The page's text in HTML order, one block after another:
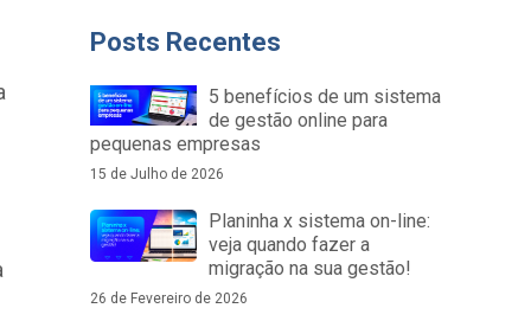
Posts Recentes
5 benefícios de um sistema
de gestão online para
pequenas empresas
15 de Julho de 2026
Planinha x sistema on-line:
veja quando fazer a
migração na sua gestão!
26 de Fevereiro de 2026